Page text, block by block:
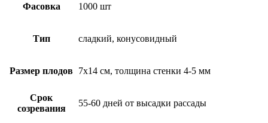
Фасовка 1000 шт
Тип сладкий, конусовидный
Размер плодов 7х14 см, толщина стенки 4-5 мм
Срок
созревания
55-60 дней от высадки рассады